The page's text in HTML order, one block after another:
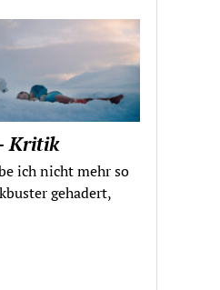
Kritik
ich nicht mehr so
gehadert,